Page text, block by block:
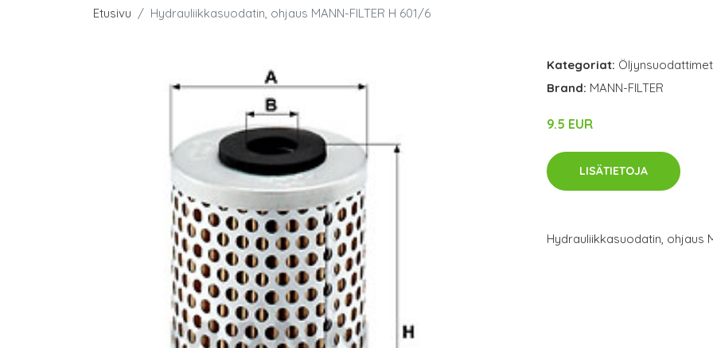
Etusivu Hydrauliikkasuodatin, ohjaus MANN-FILTER H 601/6
Kategoriat: Öljynsuodattimet
Brand: MANN-FILTER
9.5 EUR
LISÄTIETOJA
Hydrauliikkasuodatin, ohjaus